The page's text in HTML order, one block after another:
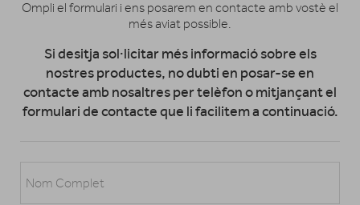
Ompli el formulari i ens posarem en contacte amb vostè el
més aviat possible.
Si desitja sol·licitar més informació sobre els
nostres productes, no dubti en posar-se en
contacte amb nosaltres per telèfon o mitjançant el
formulari de contacte que li facilitem a continuació.